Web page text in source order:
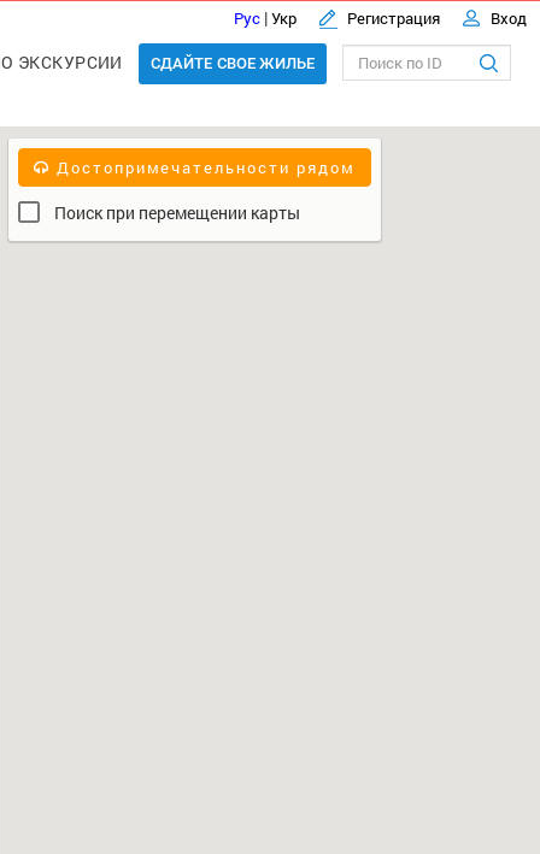
ЭКСКУРСИИ СДАЙТЕ СВОЕ ЖИЛЬЕ
Рус |Укр Регистрация Вход
Достопримечательности рядом
Поиск при перемещении карты